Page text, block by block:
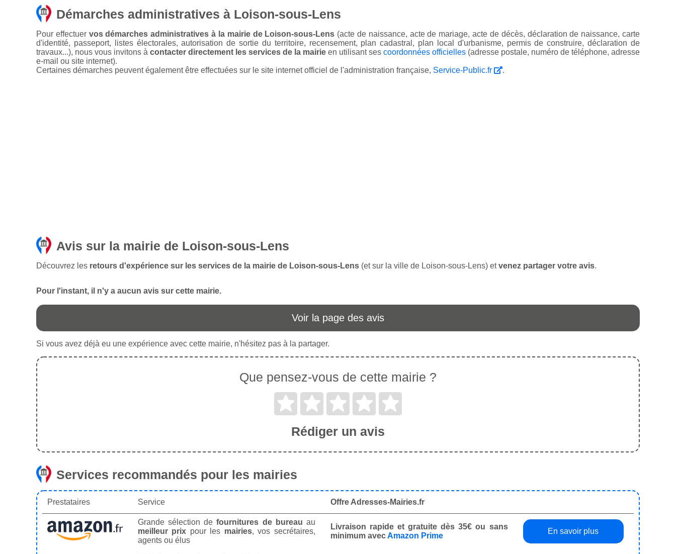
Démarches administratives à Loison-sous-Lens
Pour effectuer vos démarches administratives à la mairie de Loison-sous-Lens (acte de naissance, acte de mariage, acte de décès, déclaration de naissance, carte
d'identité, passeport, listes électorales, autorisation de sortie du territoire, recensement, plan cadastral, plan local d'urbanisme, permis de construire, déclaration de
travaux...), nous vous invitons à contacter directement les services de la mairie en utilisant ses coordonnées officielles (adresse postale, numéro de téléphone, adresse
e-mail ou site internet).
Certaines démarches peuvent également être effectuées sur le site internet officiel de l'administration française, Service-Public.fr .
Avis sur la mairie de Loison-sous-Lens
Découvrez les retours d'expérience sur les services de la mairie de Loison-sous-Lens (et sur la ville de Loison-sous-Lens) etvenez partager votre avis.
Pour l'instant, il n'y a aucun avis sur cette mairie.
Voir la page des avis
Si vous avez déjà eu une expérience avec cette mairie, n'hésitez pas à la partager.
Que pensez-vous de cette mairie ?
Rédiger un avis
Services recommandés pour les mairies
Prestataires Service Offre Adresses-Mairies.fr
Grande sélection defournitures de bureau au
meilleur prix pour les mairies, vos secrétaires,
agents ou élus
Livraison rapide et gratuite dès 35€ ou sans
minimum avecAmazon Prime
En savoir plus